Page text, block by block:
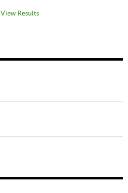
View Results